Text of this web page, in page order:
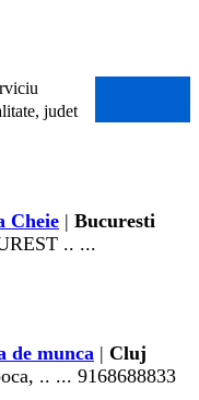
judet
Cheie | Bucuresti
.. ...
de munca | Cluj
.. ... 9168688833